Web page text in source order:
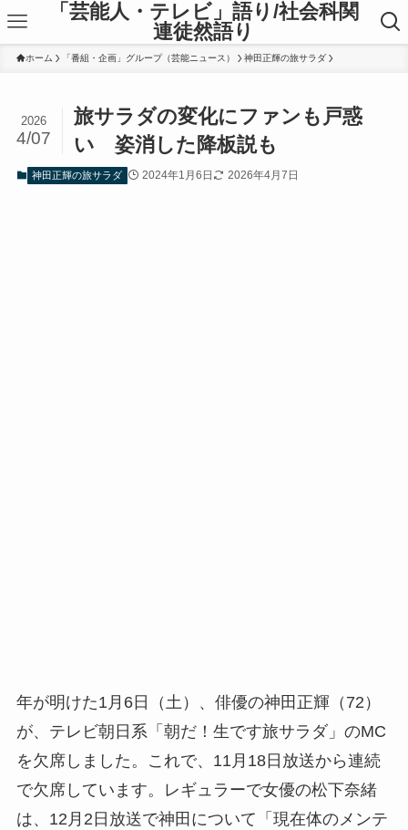
「芸能人・テレビ」語り/社会科関
連徒然語り
ホーム 「番組・企画」グループ（芸能ニュース） 神田正輝の旅サラダ
旅サラダの変化にファンも戸惑
い 姿消した降板説も
2026
4/07
神田正輝の旅サラダ 2024年1月6日 2026年4月7日
年が明けた1月6日（土）、俳優の神田正輝（72）
が、テレビ朝日系「朝だ！生です旅サラダ」のMC
を欠席しました。これで、11月18日放送から連続
で欠席しています。レギュラーで女優の松下奈緒
は、12月2日放送で神田について「現在体のメンテ